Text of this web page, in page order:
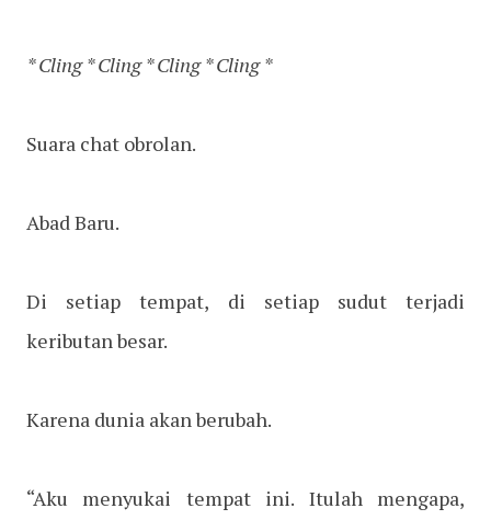
* Cling * Cling * Cling * Cling *
Suara chat obrolan.
Abad Baru.
Di setiap tempat, di setiap sudut terjadi
keributan besar.
Karena dunia akan berubah.
“Aku menyukai tempat ini. Itulah mengapa,